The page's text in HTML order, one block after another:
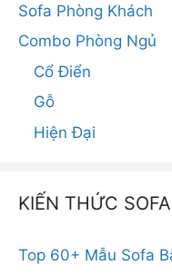
Sofa Phòng Khách
Combo Phòng Ngủ
Cổ Điển
Gỗ
Hiện Đại
KIẾN THỨC SOFA
Top 60+ Mẫu Sofa